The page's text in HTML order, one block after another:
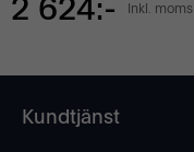
Inkl. moms
Kundtjänst